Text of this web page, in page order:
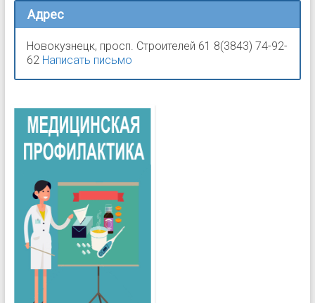
Адрес
Новокузнецк, просп. Строителей 61 8(3843) 74-92-
62 Написать письмо